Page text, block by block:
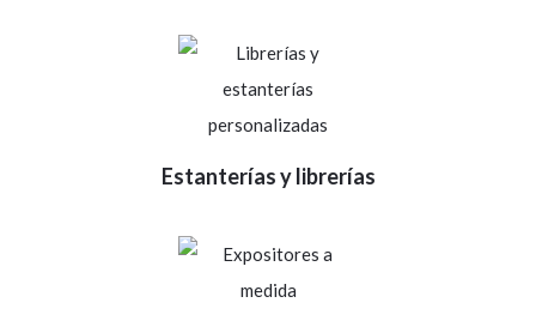
Estanterías y librerías